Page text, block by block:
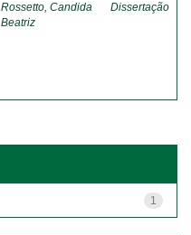
Rossetto, Candida
Beatriz
Dissertação
1